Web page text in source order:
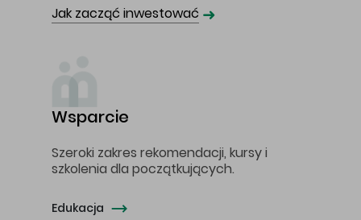
Jak zacząć inwestować ➜
Wsparcie
Szeroki zakres rekomendacji, kursy i
szkolenia dla początkujących.
Edukacja